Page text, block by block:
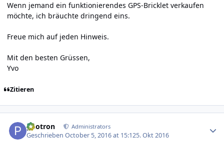
Wenn jemand ein funktionierendes GPS-Bricklet verkaufen
möchte, ich bräuchte dringend eins.
Freue mich auf jeden Hinweis.
Mit den besten Grüssen,
Yvo
Zitieren
photron Administrators
GeschriebenOctober 5, 2016 at 15:125. Okt 2016